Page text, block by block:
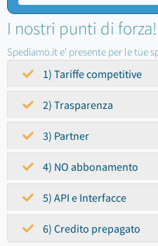
I nostri punti di forza!
Spediamo.it e' presente per le tue
1) Tariffe competitive
2) Trasparenza
3) Partner
4) NO abbonamento
5) API e Interfacce
6) Credito prepagato